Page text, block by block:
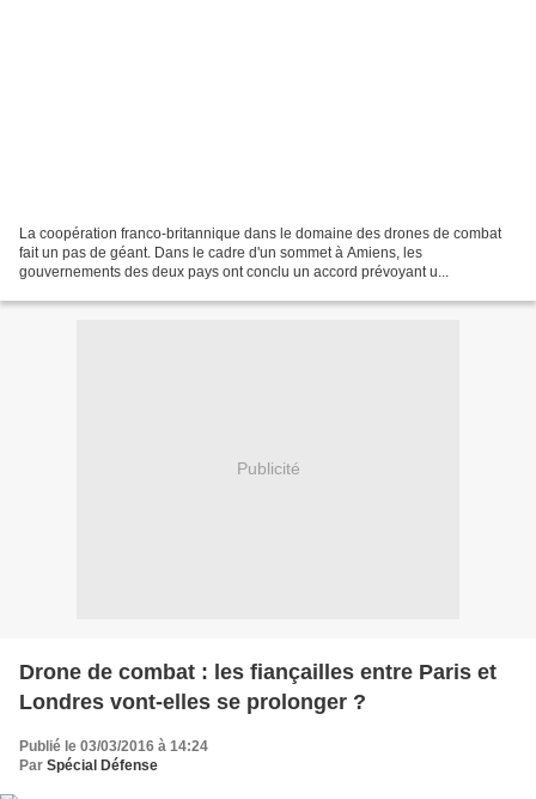
La coopération franco-britannique dans le domaine des drones de combat
fait un pas de géant. Dans le cadre d'un sommet à Amiens, les
gouvernements des deux pays ont conclu un accord prévoyant u...
Publicité
Drone de combat : les fiançailles entre Paris et
Londres vont-elles se prolonger ?
Publié le 03/03/2016 à 14:24
Par Spécial Défense